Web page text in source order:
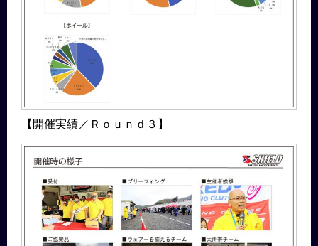
【開催実績／Ｒｏｕｎｄ３】